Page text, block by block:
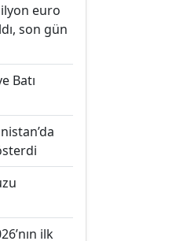
euro
son gün
Batı
ilk